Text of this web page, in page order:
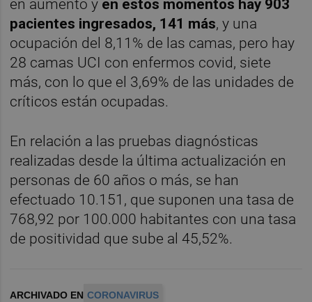
en aumento y en estos momentos hay 903
pacientes ingresados, 141 más, y una
ocupación del 8,11% de las camas, pero hay
28 camas UCI con enfermos covid, siete
más, con lo que el 3,69% de las unidades de
críticos están ocupadas.
En relación a las pruebas diagnósticas
realizadas desde la última actualización en
personas de 60 años o más, se han
efectuado 10.151, que suponen una tasa de
768,92 por 100.000 habitantes con una tasa
de positividad que sube al 45,52%.
ARCHIVADO EN CORONAVIRUS